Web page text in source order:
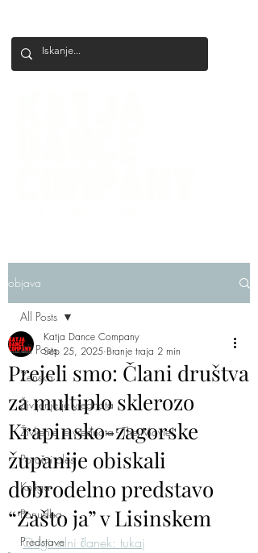
objava
All Posts
Ženska
Življenje je vrednota
Življenje je vrednota - The Movie!
Poročni ples
Knjiga
Ponudba
Predstave
All Posts
Prejeli smo: Člani društva
za multiplo sklerozo
Krapinsko-zagorske
županije obiskali
dobrodelno predstavo
“Zašto ja” v Lisinskem
Katja Dance Company
Sep 25, 2025 Branje traja 2 min
Originalni članek: tukaj